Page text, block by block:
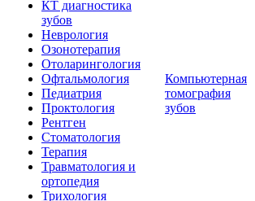
КТ диагностика
зубов
Неврология
Озонотерапия
Отоларингология
Офтальмология
Педиатрия
Проктология
Рентген
Стоматология
Терапия
Травматология и
ортопедия
Трихология
Компьютерная
томография
зубов